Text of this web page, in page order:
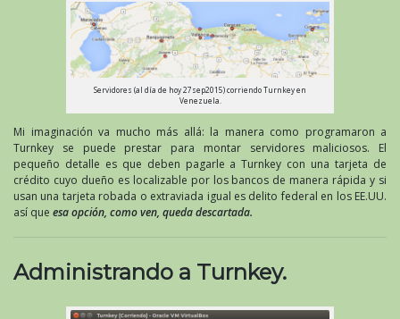
Servidores (al día de hoy 27sep2015) corriendo Turnkey en
Venezuela.
Mi imaginación va mucho más allá: la manera como programaron a
Turnkey se puede prestar para montar servidores maliciosos. El
pequeño detalle es que deben pagarle a Turnkey con una tarjeta de
crédito cuyo dueño es localizable por los bancos de manera rápida y si
usan una tarjeta robada o extraviada igual es delito federal en los EE.UU.
así que esa opción, como ven, queda descartada.
Administrando a Turnkey.